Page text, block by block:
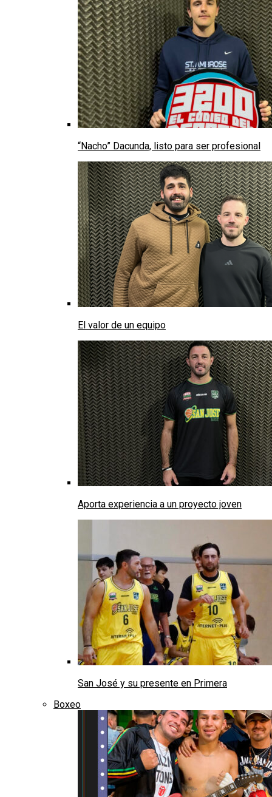
“Nacho” Dacunda, listo para ser profesional
El valor de un equipo
Aporta experiencia a un proyecto joven
San José y su presente en Primera
Boxeo